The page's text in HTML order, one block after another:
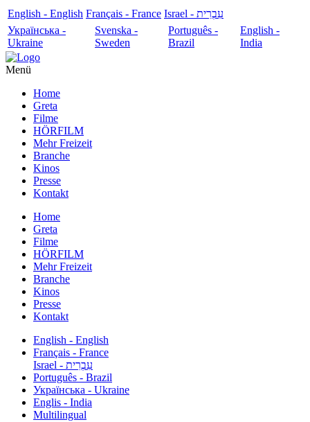
English - English Français - France
עִבְרִית - Israel
Українська -
Ukraine
Svenska -
Sweden
Português -
Brazil
English -
India
Menü
Home
Greta
Filme
HÖRFILM
Mehr Freizeit
Branche
Kinos
Presse
Kontakt
Home
Greta
Filme
HÖRFILM
Mehr Freizeit
Branche
Kinos
Presse
Kontakt
English - English
Français - France
עִבְרִית - Israel
Português - Brazil
Українська - Ukraine
Englis - India
Multilingual